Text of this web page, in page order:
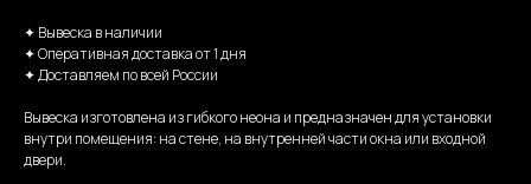
✦ Вывеска в наличии
✦ Оперативная доставка от 1 дня
✦ Доставляем по всей России
Вывеска изготовлена из гибкого неона и предназначен для установки
внутри помещения: на стене, на внутренней части окна или входной
двери.